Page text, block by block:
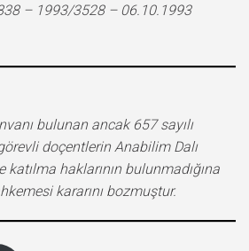
– 1993/3528 – 06.10.1993
bulunan ancak 657 sayılı
doçentlerin Anabilim Dalı
katılma haklarının bulunmadığına
kararını bozmuştur.